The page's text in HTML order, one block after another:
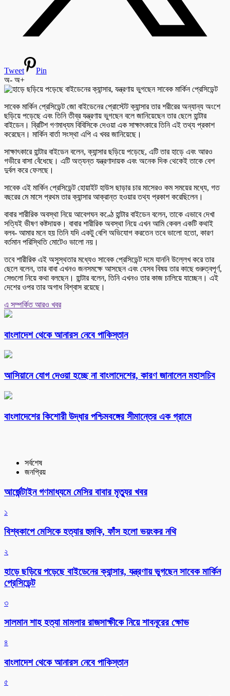
Tweet
Pin
অ- অ+
সাবেক মার্কিন প্রেসিডেন্ট জো বাইডেনের প্রোস্টেট ক্যান্সার তার শরীরের অন্যান্য অংশে
ছড়িয়ে পড়েছে এবং তিনি তীব্র যন্ত্রণায় ভুগছেন বলে জানিয়েছেন তার ছেলে হান্টার
বাইডেন। ব্রিটিশ গণমাধ্যম বিবিসিকে দেওয়া এক সাক্ষাৎকারে তিনি এই তথ্য প্রকাশ
করেছেন। মার্কিন বার্তা সংস্থা এপি এ খবর জানিয়েছে।
সাক্ষাৎকারে হান্টার বাইডেন বলেন, ক্যান্সার ছড়িয়ে পড়েছে, এটি তার হাড়ে এবং আরও
গভীরে বাসা বেঁধেছে। এটি অত্যন্ত যন্ত্রণাদায়ক এবং অনেক দিক থেকেই তাকে বেশ
দুর্বল করে ফেলছে।
সাবেক এই মার্কিন প্রেসিডেন্ট হোয়াইট হাউস ছাড়ার চার মাসেরও কম সময়ের মধ্যে, গত
বছরের মে মাসে প্রথম তার ক্যান্সার আক্রান্ত হওয়ার তথ্য প্রকাশ করেছিলেন।
বাবার শারীরিক অবস্থা নিয়ে আবেগঘন কণ্ঠে হান্টার বাইডেন বলেন, তাকে এভাবে দেখা
সত্যিই ভীষণ কষ্টদায়ক। বাবার শারীরিক অবস্থা নিয়ে এখন আমি কেবল একটি কথাই
বলব- আমার মনে হয় তিনি যদি একটু বেশি অভিযোগ করতেন তবে ভালো হতো, কারণ
বর্তমান পরিস্থিতি মোটেও ভালো নয়।
তবে শারীরিক এই অসুস্থতার মধ্যেও সাবেক প্রেসিডেন্ট দমে যাননি উল্লেখ করে তার
ছেলে বলেন, তার বাবা এখনও জনসমক্ষে আসছেন এবং যেসব বিষয় তার কাছে গুরুত্বপূর্ণ,
সেগুলো নিয়ে কথা বলছেন। হান্টার বলেন, তিনি এখনও তার কাজ চালিয়ে যাচ্ছেন। এই
দেশের ওপর তার অগাধ বিশ্বাস রয়েছে।
এ সম্পর্কিত আরও খবর
বাংলাদেশ থেকে আনারস নেবে পাকিস্তান
আসিয়ানে যোগ দেওয়া হচ্ছে না বাংলাদেশের, কারণ জানালেন মহাসচিব
বাংলাদেশের কিশোরী উদ্ধার পশ্চিমবঙ্গের সীমান্তের এক গ্রামে
সর্বশেষ
জনপ্রিয়
আর্জেন্টাইন গণমাধ্যমে মেসির বাবার মৃত্যুর খবর
১
বিশ্বকাপে মেসিকে হত্যার হুমকি, ফাঁস হলো ভয়ংকর নথি
২
হাড়ে ছড়িয়ে পড়েছে বাইডেনের ক্যান্সার, যন্ত্রণায় ভুগছেন সাবেক মার্কিন
প্রেসিডেন্ট
৩
সালমান শাহ হত্যা মামলার রাজসাক্ষীকে নিয়ে শাবনূরের ক্ষোভ
৪
বাংলাদেশ থেকে আনারস নেবে পাকিস্তান
৫